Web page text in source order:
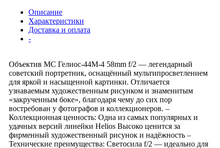
Описание
Характеристики
Доставка и оплата
-
Объектив МС Гелиос-44М-4 58mm f/2 — легендарный
советский портретник, оснащённый мультипросветлением
для яркой и насыщенной картинки. Отличается
узнаваемым художественным рисунком и знаменитым
«закрученным боке», благодаря чему до сих пор
востребован у фотографов и коллекционеров. –
Коллекционная ценность: Одна из самых популярных и
удачных версий линейки Helios Высоко ценится за
фирменный художественный рисунок и надёжность –
Технические преимущества: Светосила f/2 — идеально для